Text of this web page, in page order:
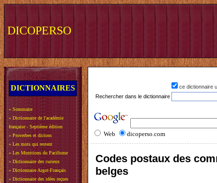
DICOPERSO
DICTIONNAIRES
» Sommaire
» Dictionnaire de l'académie
française - Septième édition
» Proverbes et dictons
» Les mots qui restent
» Les Munitions du Pacifisme
» Dictionnaire des curieux
» Dictionnaire Argot-Français
» Dictionnaire des idées reçues
ce dictionnaire
Rechercher dans le dictionnaire
Web dicoperso.com
Codes postaux des
belges